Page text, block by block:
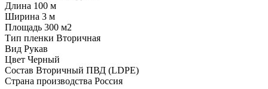
Длина 100 м
Ширина 3 м
Площадь 300 м2
Тип пленки Вторичная
Вид Рукав
Цвет Черный
Состав Вторичный ПВД (LDPE)
Страна производства Россия